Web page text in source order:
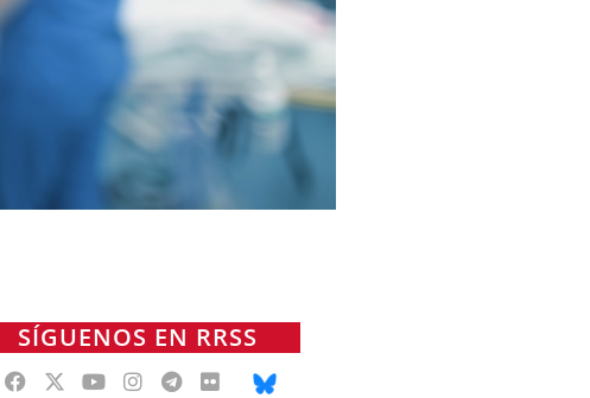
SÍGUENOS EN RRSS